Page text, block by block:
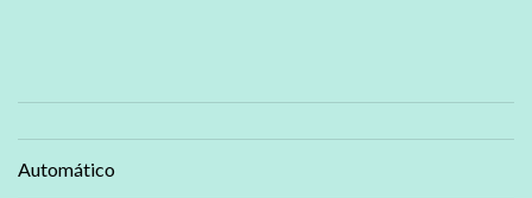
Automático